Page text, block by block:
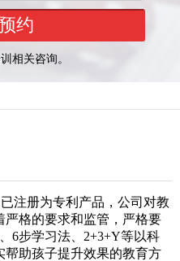
注册为专利产品，公司对教
严格的要求和监管，严格要
6步学习法、2+3+Y等以科
助孩子提升效果的教育方